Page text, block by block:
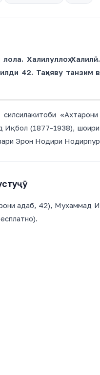
лола. Халилуллоҳ
42. Таҳияву танзим
силсилакитоби
(1877-1938), шоири
Эрон Нодири
адаб, 42), Мухаммад